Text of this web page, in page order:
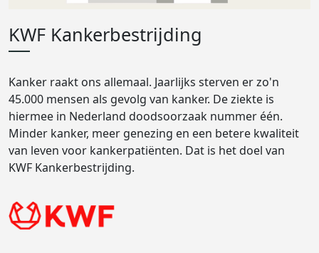
KWF Kankerbestrijding
Kanker raakt ons allemaal. Jaarlijks sterven er zo'n
45.000 mensen als gevolg van kanker. De ziekte is
hiermee in Nederland doodsoorzaak nummer één.
Minder kanker, meer genezing en een betere kwaliteit
van leven voor kankerpatiënten. Dat is het doel van
KWF Kankerbestrijding.